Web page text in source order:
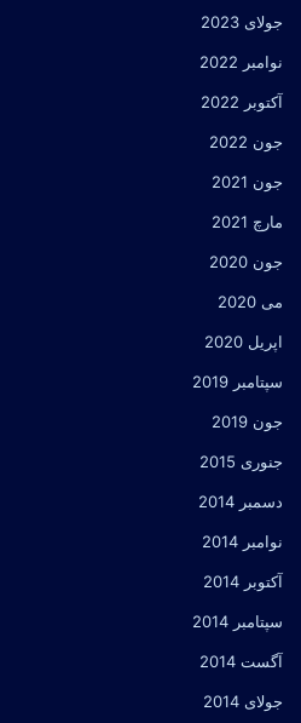
جولای 2023
نوامبر 2022
آکتوبر 2022
جون 2022
جون 2021
مارچ 2021
جون 2020
می 2020
اپریل 2020
سپتامبر 2019
جون 2019
جنوری 2015
دسمبر 2014
نوامبر 2014
آکتوبر 2014
سپتامبر 2014
آگست 2014
جولای 2014